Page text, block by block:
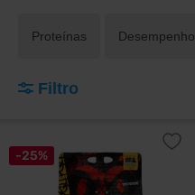
Proteínas Desempenho
Filtro
-25%